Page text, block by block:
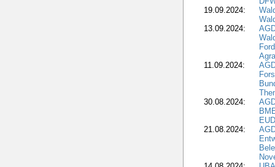
19.09.2024:
13.09.2024:
11.09.2024:
30.08.2024:
21.08.2024: